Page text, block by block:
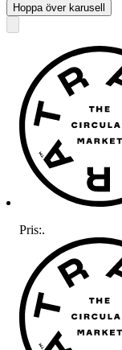
Hoppa över karusell
Pris:.